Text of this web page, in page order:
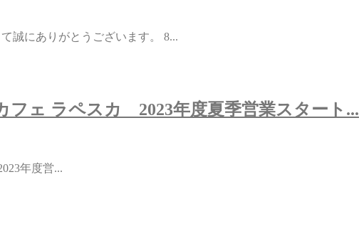
誠にありがとうございます。 8...
カフェ ラペスカ 2023年度夏季営業スタート...
年度営...